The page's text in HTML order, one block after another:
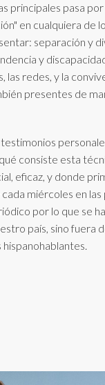
principales pasa
en cualquiera de
separación y
y
las redes, y la
presentes de
consiste esta
eficaz, y donde
miércoles en las
por lo que se
país, sino fuera